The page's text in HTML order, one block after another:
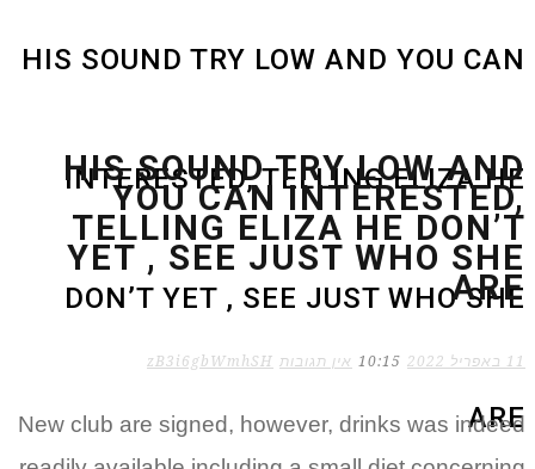
HIS SOUND TRY LOW AND YOU CAN
INTERESTED, TELLING ELIZA HE
DON’T YET , SEE JUST WHO SHE
ARE
HIS SOUND TRY LOW AND
YOU CAN INTERESTED,
TELLING ELIZA HE DON’T
YET , SEE JUST WHO SHE
ARE
11 באפריל 2022 10:15 אין תגובות zB3i6gbWmhSH
New club are signed, however, drinks was indeed